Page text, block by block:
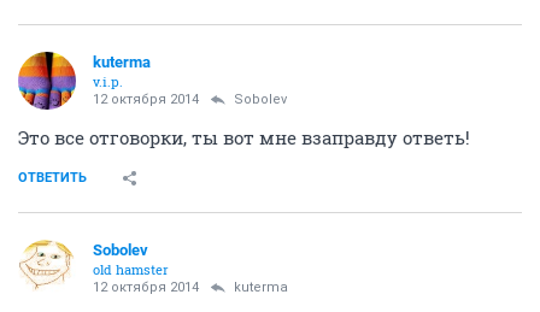
kuterma
v.i.p.
12 октября 2014 Sobolev
Это все отговорки, ты вот мне взаправду ответь!
ОТВЕТИТЬ
Sobolev
old hamster
12 октября 2014 kuterma